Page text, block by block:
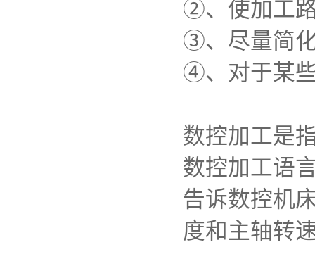
②、使加工
③、尽量简
④、对于某
数控加工是
数控加工语
告诉数控机
度和主轴转